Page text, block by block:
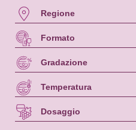
Regione
Formato
Gradazione
Temperatura
Dosaggio